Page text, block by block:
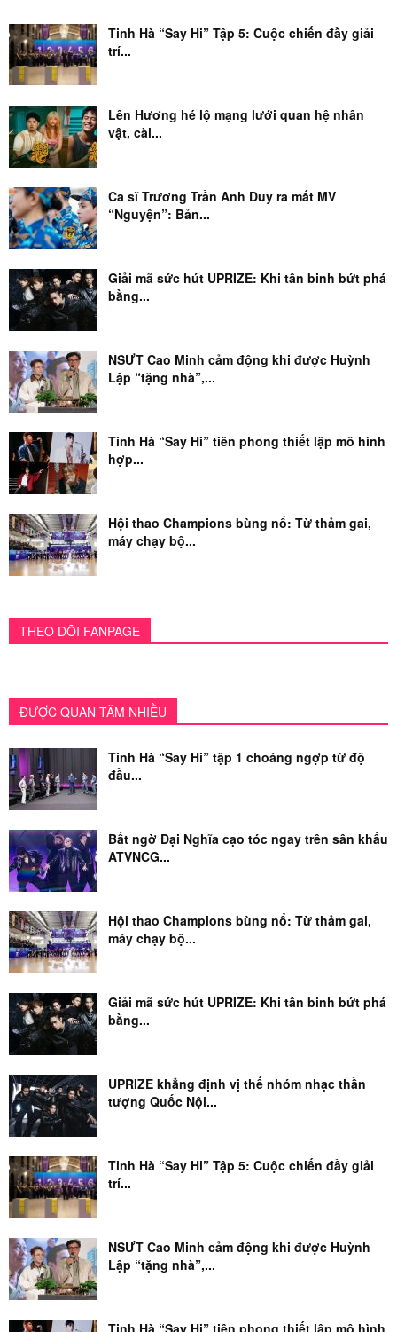
Tinh Hà “Say Hi” Tập 5: Cuộc chiến đầy giải
trí...
Lên Hương hé lộ mạng lưới quan hệ nhân
vật, cài...
Ca sĩ Trương Trần Anh Duy ra mắt MV
“Nguyện”: Bản...
Giải mã sức hút UPRIZE: Khi tân binh bứt phá
bằng...
NSƯT Cao Minh cảm động khi được Huỳnh
Lập “tặng nhà”,...
Tinh Hà “Say Hi” tiên phong thiết lập mô hình
hợp...
Hội thao Champions bùng nổ: Từ thảm gai,
máy chạy bộ...
THEO DÕI FANPAGE
ĐƯỢC QUAN TÂM NHIỀU
Tinh Hà “Say Hi” tập 1 choáng ngợp từ độ
đầu...
Bất ngờ Đại Nghĩa cạo tóc ngay trên sân khấu
ATVNCG...
Hội thao Champions bùng nổ: Từ thảm gai,
máy chạy bộ...
Giải mã sức hút UPRIZE: Khi tân binh bứt phá
bằng...
UPRIZE khẳng định vị thế nhóm nhạc thần
tượng Quốc Nội...
Tinh Hà “Say Hi” Tập 5: Cuộc chiến đầy giải
trí...
NSƯT Cao Minh cảm động khi được Huỳnh
Lập “tặng nhà”,...